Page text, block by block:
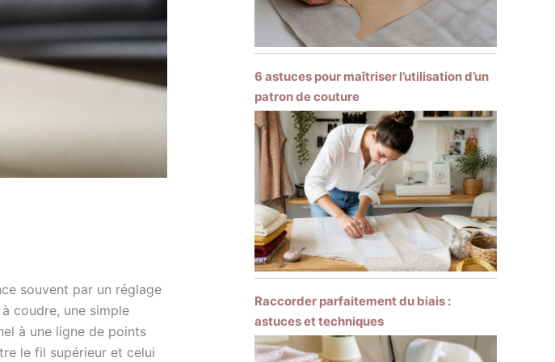
souvent par un réglage
coudre, une simple
à une ligne de points
le fil supérieur et celui
6 astuces pour maîtriser l’utilisation d’un
patron de couture
Raccorder parfaitement du biais :
astuces et techniques